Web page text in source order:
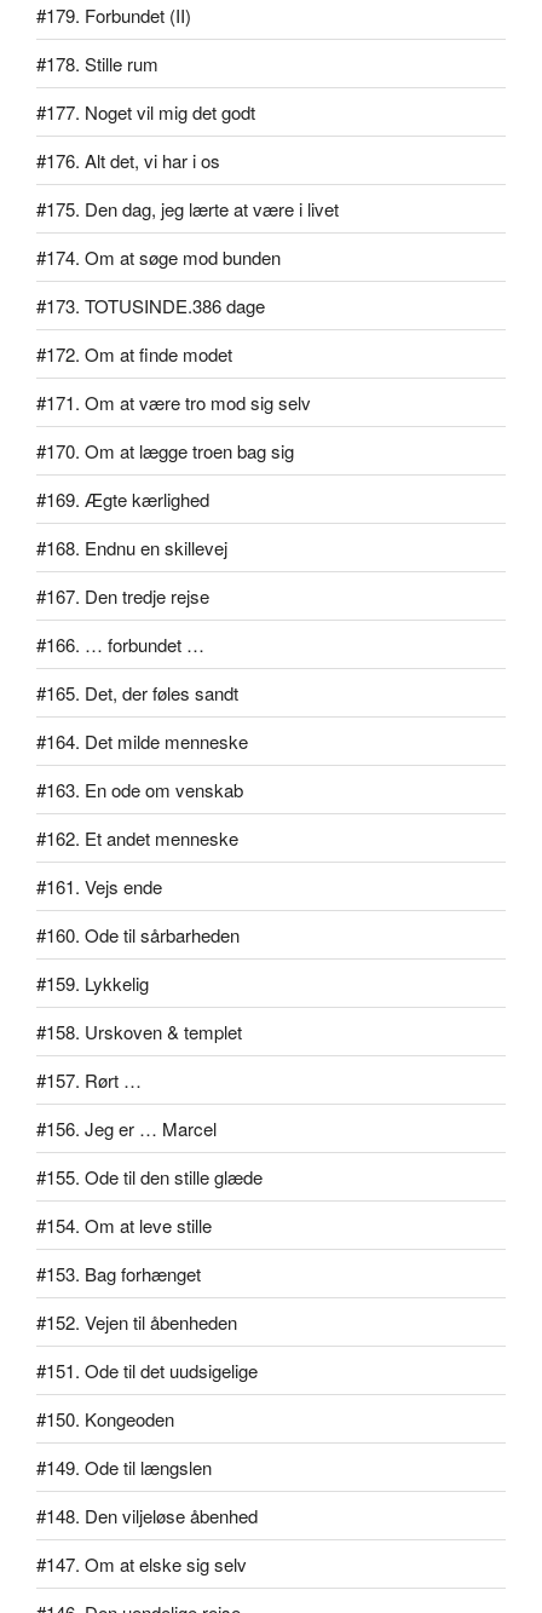
#179. Forbundet (II)
#178. Stille rum
#177. Noget vil mig det godt
#176. Alt det, vi har i os
#175. Den dag, jeg lærte at være i livet
#174. Om at søge mod bunden
#173. TOTUSINDE.386 dage
#172. Om at finde modet
#171. Om at være tro mod sig selv
#170. Om at lægge troen bag sig
#169. Ægte kærlighed
#168. Endnu en skillevej
#167. Den tredje rejse
#166. … forbundet …
#165. Det, der føles sandt
#164. Det milde menneske
#163. En ode om venskab
#162. Et andet menneske
#161. Vejs ende
#160. Ode til sårbarheden
#159. Lykkelig
#158. Urskoven & templet
#157. Rørt …
#156. Jeg er … Marcel
#155. Ode til den stille glæde
#154. Om at leve stille
#153. Bag forhænget
#152. Vejen til åbenheden
#151. Ode til det uudsigelige
#150. Kongeoden
#149. Ode til længslen
#148. Den viljeløse åbenhed
#147. Om at elske sig selv